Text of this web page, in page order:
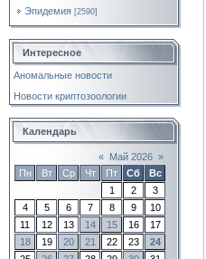
Эпидемия [2590]
Интересное
Аномальные новости
Новости криптозоологии
Календарь
« Май 2026 »
Пн
Вт Ср Чт Пт Сб
Вс
1
2
3
4
5 6 7 8 9
10
11
12 13 14 15 16
17
18
19 20 21 22 23
24